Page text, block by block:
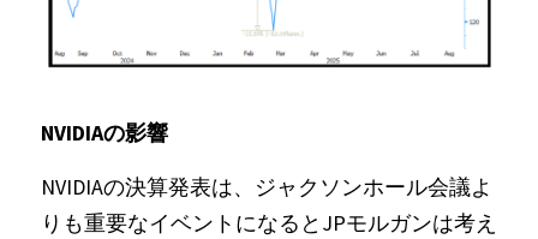
NVIDIAの影響
NVIDIAの決算発表は、ジャクソンホール会議よ
りも重要なイベントになるとJPモルガンは考え